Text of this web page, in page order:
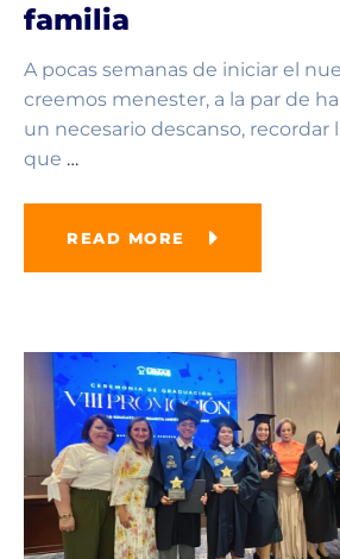
familia
A pocas semanas de iniciar el
creemos menester, a la par de
un necesario descanso, recordar
que …
READ MORE